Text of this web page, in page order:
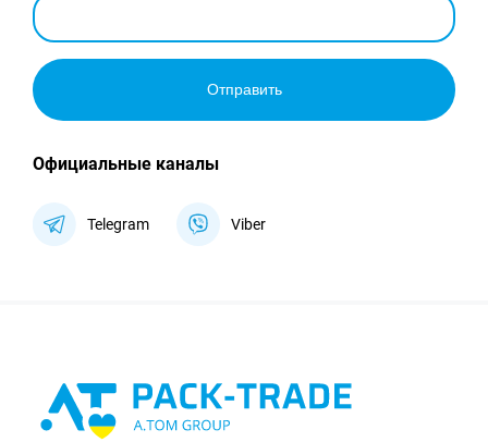
Отправить
Официальные каналы
Telegram Viber